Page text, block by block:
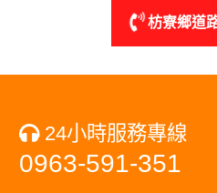
枋寮鄉道
24小時服務專線
0963-591-351